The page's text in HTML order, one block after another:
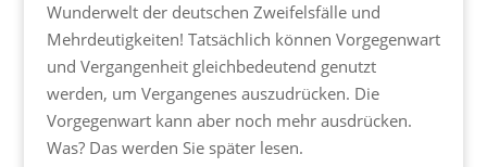
Wunderwelt der deutschen Zweifelsfälle und
Mehrdeutigkeiten! Tatsächlich können Vorgegenwart
und Vergangenheit gleichbedeutend genutzt
werden, um Vergangenes auszudrücken. Die
Vorgegenwart kann aber noch mehr ausdrücken.
Was? Das werden Sie später lesen.